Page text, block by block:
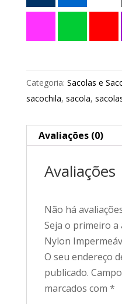
Categoria: Sacolas e
sacochila, sacola,
Avaliações (0)
Avaliações
Não há
Seja o primeiro a
Nylon
O seu endereço
publicado.
marcados com *